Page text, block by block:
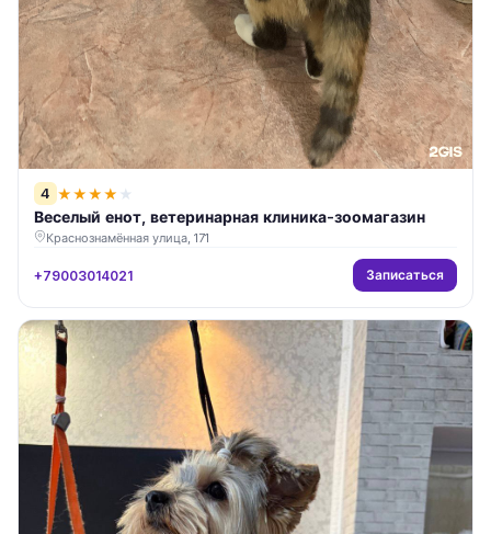
4 ★★★★ ★
Веселый енот, ветеринарная клиника-зоомагазин
Краснознамённая улица, 171
+79003014021 Записаться